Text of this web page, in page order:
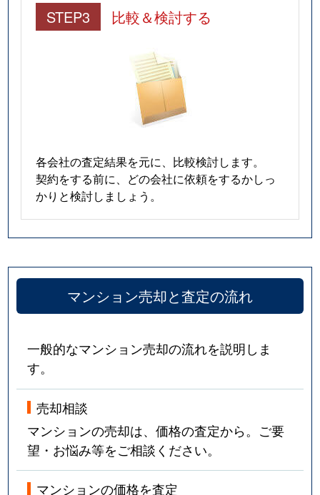
STEP3 比較＆検討する
各会社の査定結果を元に、比較検討します。
契約をする前に、どの会社に依頼をするかしっ
かりと検討しましょう。
マンション売却と査定の流れ
一般的なマンション売却の流れを説明しま
す。
売却相談
マンションの売却は、価格の査定から。ご要
望・お悩み等をご相談ください。
マンションの価格を査定